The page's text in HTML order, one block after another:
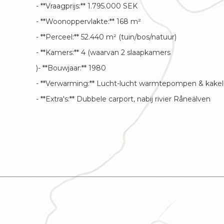
- **Vraagprijs:** 1.795.000 SEK
- **Woonoppervlakte:** 168 m²
- **Perceel:** 52.440 m² (tuin/bos/natuur)
- **Kamers:** 4 (waarvan 2 slaapkamers
)- **Bouwjaar:** 1980
- **Verwarming:** Lucht-lucht warmtepompen &
- **Extra's:** Dubbele carport, nabij rivier Råneälven